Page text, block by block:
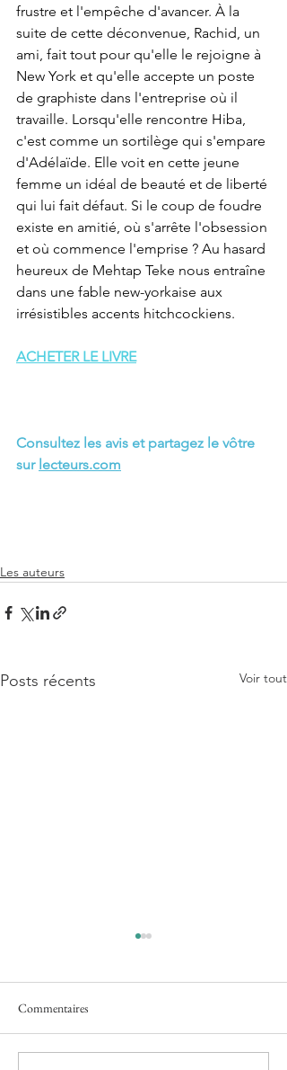
frustre et l'empêche d'avancer. À la
suite de cette déconvenue, Rachid, un
ami, fait tout pour qu'elle le rejoigne à
New York et qu'elle accepte un poste
de graphiste dans l'entreprise où il
travaille. Lorsqu'elle rencontre Hiba,
c'est comme un sortilège qui s'empare
d'Adélaïde. Elle voit en cette jeune
femme un idéal de beauté et de liberté
qui lui fait défaut. Si le coup de foudre
existe en amitié, où s'arrête l'obsession
et où commence l'emprise ? Au hasard
heureux de Mehtap Teke nous entraîne
dans une fable new-yorkaise aux
irrésistibles accents hitchcockiens.
ACHETER LE LIVRE
Consultez les avis et partagez le vôtre
sur lecteurs.com
Les auteurs
Posts récents Voir tout
Commentaires